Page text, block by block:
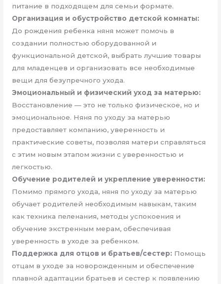
питание в подходящем для семьи формате.
Организация и обустройство детской комнаты:
До рождения ребенка няня может помочь в
создании полностью оборудованной и
функциональной детской, выбрать лучшие товары
для младенцев и организовать все необходимые
вещи для безупречного ухода.
Эмоциональный и физический уход за матерью:
Восстановление — это не только физическое, но и
эмоциональное. Няня по уходу за матерью
предоставляет компанию, уверенность и
практические советы, позволяя матери справляться
с этим новым этапом жизни с уверенностью и
легкостью.
Обучение родителей и укрепление уверенности:
Помимо прямого ухода, няня по уходу за матерью
обучает родителей необходимым навыкам, таким
как техника пеленания, методы успокоения и
обучение экстренным мерам, обеспечивая
уверенность в уходе за ребенком.
Поддержка для отцов и братьев/сестер: Помощь
отцам в уходе за новорожденным и обеспечение
плавной адаптации братьев и сестер к появлению